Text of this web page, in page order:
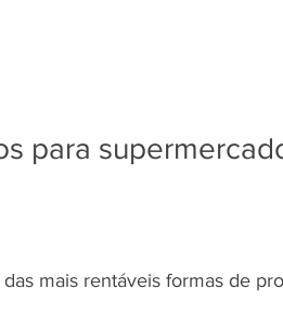
para
mais rentáveis formas de